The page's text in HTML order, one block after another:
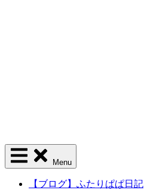
Menu
【ブログ】ふたりぱぱ日記